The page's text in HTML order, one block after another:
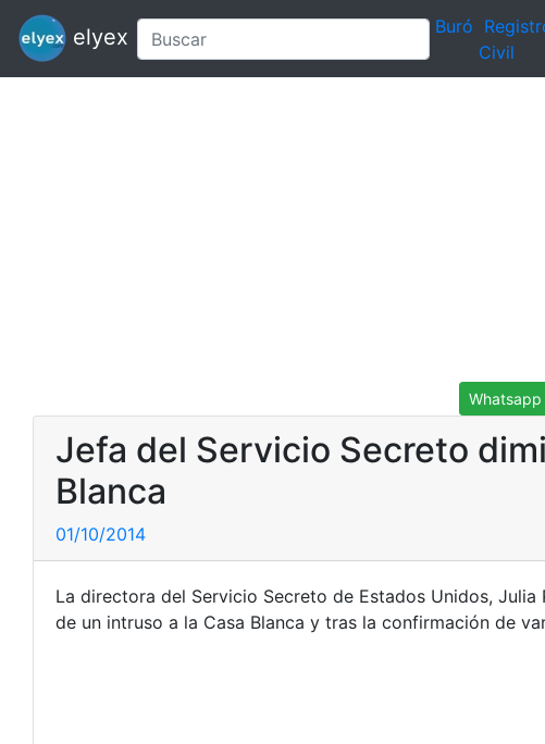
elyex Buró
Civil
Whatsapp
Jefa del Servicio Secreto
Blanca
01/10/2014
La directora del Servicio Secreto de Estados Unidos,
de un intruso a la Casa Blanca y tras la confirmación de